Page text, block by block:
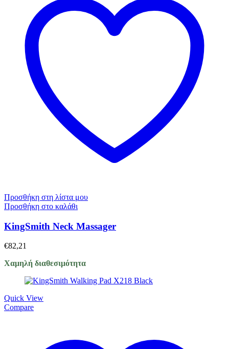
Προσθήκη στη λίστα μου
Προσθήκη στο καλάθι
KingSmith Neck Massager
€82,21
Χαμηλή διαθεσιμότητα
Quick View
Compare